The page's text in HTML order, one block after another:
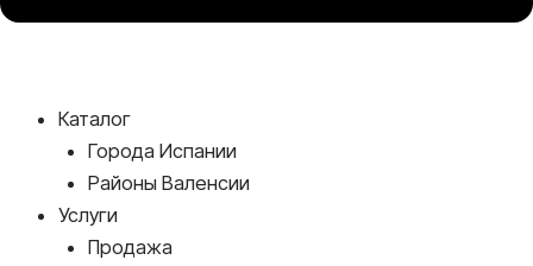
Каталог
Города Испании
Районы Валенсии
Услуги
Продажа